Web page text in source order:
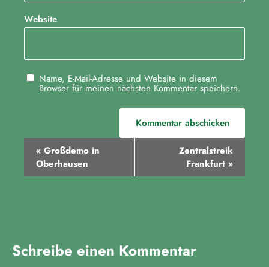
Website
Name, E-Mail-Adresse und Website in diesem
Browser für meinen nächsten Kommentar speichern.
r
t
« Großdemo in
Oberhausen
Zentralstreik
Frankfurt »
Schreibe einen Kommentar